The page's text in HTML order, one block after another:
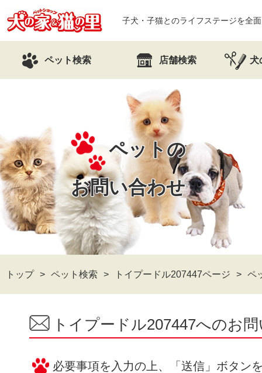
子犬・子猫とのライフステージを全
ペット検索 店舗検索 犬
ペットの
お問い合わせ
トップ ペット検索 トイプードル207447ページ ペ
トイプードル207447へのお
必要事項を入力の上、「送信」ボタン